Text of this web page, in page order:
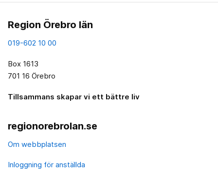
Region Örebro län
019-602 10 00
Box 1613
701 16 Örebro
Tillsammans skapar vi ett bättre liv
regionorebrolan.se
Om webbplatsen
Inloggning för anställda